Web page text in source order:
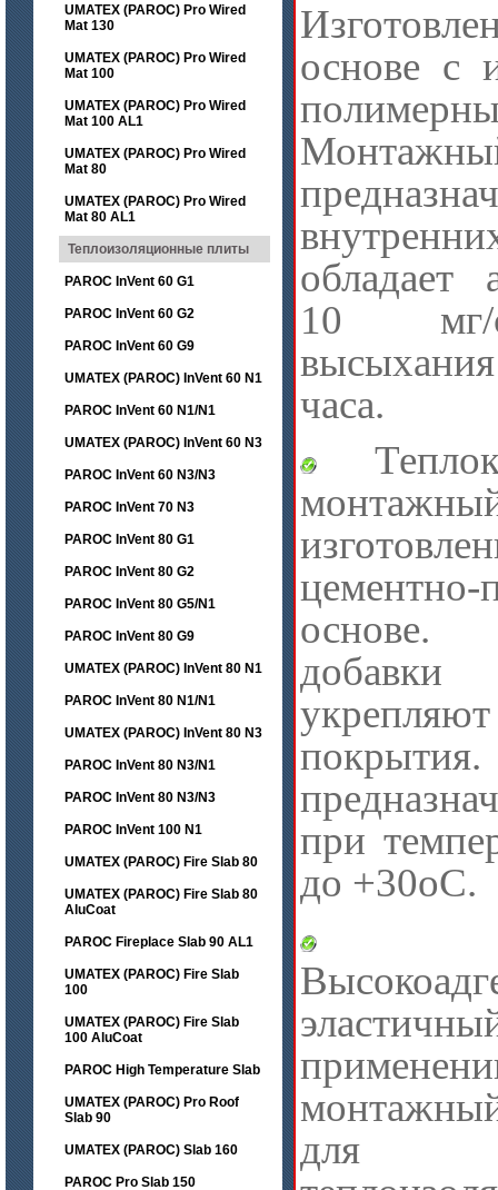
UMATEX (PAROC) Pro Wired
Mat 130
UMATEX (PAROC) Pro Wired
Mat 100
UMATEX (PAROC) Pro Wired
Mat 100 AL1
UMATEX (PAROC) Pro Wired
Mat 80
UMATEX (PAROC) Pro Wired
Mat 80 AL1
Теплоизоляционные плиты
PAROC InVent 60 G1
PAROC InVent 60 G2
PAROC InVent 60 G9
UMATEX (PAROC) InVent 60 N1
PAROC InVent 60 N1/N1
UMATEX (PAROC) InVent 60 N3
PAROC InVent 60 N3/N3
PAROC InVent 70 N3
PAROC InVent 80 G1
PAROC InVent 80 G2
PAROC InVent 80 G5/N1
PAROC InVent 80 G9
UMATEX (PAROC) InVent 80 N1
PAROC InVent 80 N1/N1
UMATEX (PAROC) InVent 80 N3
PAROC InVent 80 N3/N1
PAROC InVent 80 N3/N3
PAROC InVent 100 N1
UMATEX (PAROC) Fire Slab 80
UMATEX (PAROC) Fire Slab 80
AluCoat
PAROC Fireplace Slab 90 AL1
UMATEX (PAROC) Fire Slab
100
UMATEX (PAROC) Fire Slab
100 AluCoat
PAROC High Temperature Slab
UMATEX (PAROC) Pro Roof
Slab 90
UMATEX (PAROC) Slab 160
PAROC Pro Slab 150
основе с
обладает
10 мг/
часа.
цементно-
основе.
при
до +30оC.
для